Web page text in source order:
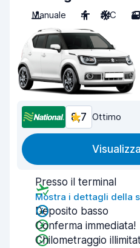
Manuale
4 A/C 3
8,7 Ottimo
Presso il terminal
Mostra i dettagli della
Deposito basso
Conferma immediata!
Chilometraggio